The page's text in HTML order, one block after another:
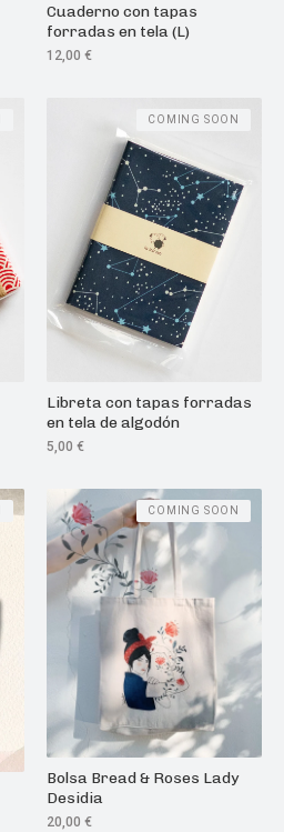
Cuaderno con tapas
forradas en tela (L)
12,00 €
Libreta con tapas forradas
en tela de algodón
5,00 €
COMING SOON
Bolsa Bread & Roses Lady
Desidia
20,00 €
COMING SOON